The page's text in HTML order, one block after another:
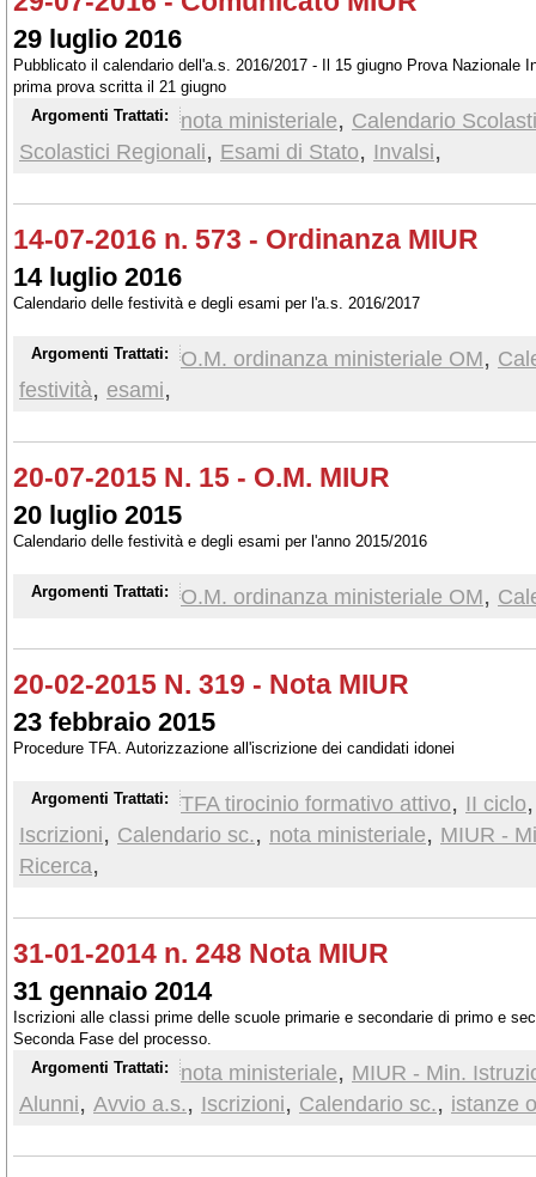
29 luglio 2016
Pubblicato il calendario dell'a.s. 2016/2017 - Il 15 giugno Prova Nazionale
prima prova scritta il 21 giugno
Argomenti Trattati:
nota ministeriale, Calendario
Scolastici Regionali, Esami di Stato, Invalsi,
14-07-2016 n. 573 - Ordinanza MIUR
14 luglio 2016
Calendario delle festività e degli esami per l'a.s. 2016/2017
Argomenti Trattati: O.M. ordinanza ministeriale OM,
festività, esami,
20-07-2015 N. 15 - O.M. MIUR
20 luglio 2015
Calendario delle festività e degli esami per l'anno 2015/2016
Argomenti Trattati: O.M. ordinanza ministeriale OM,
20-02-2015 N. 319 - Nota MIUR
23 febbraio 2015
Procedure TFA. Autorizzazione all'iscrizione dei candidati idonei
Argomenti Trattati: TFA tirocinio formativo attivo, II ciclo
Iscrizioni, Calendario sc., nota ministeriale, MIUR -
Ricerca,
31-01-2014 n. 248 Nota MIUR
31 gennaio 2014
Iscrizioni alle classi prime delle scuole primarie e secondarie di primo e
Seconda Fase del processo.
Argomenti Trattati:
nota ministeriale, MIUR - Min.
Alunni, Avvio a.s., Iscrizioni, Calendario sc., istanze